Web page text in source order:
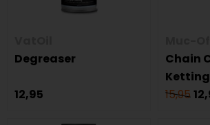
Degreaser
12,95
Chain
15,95